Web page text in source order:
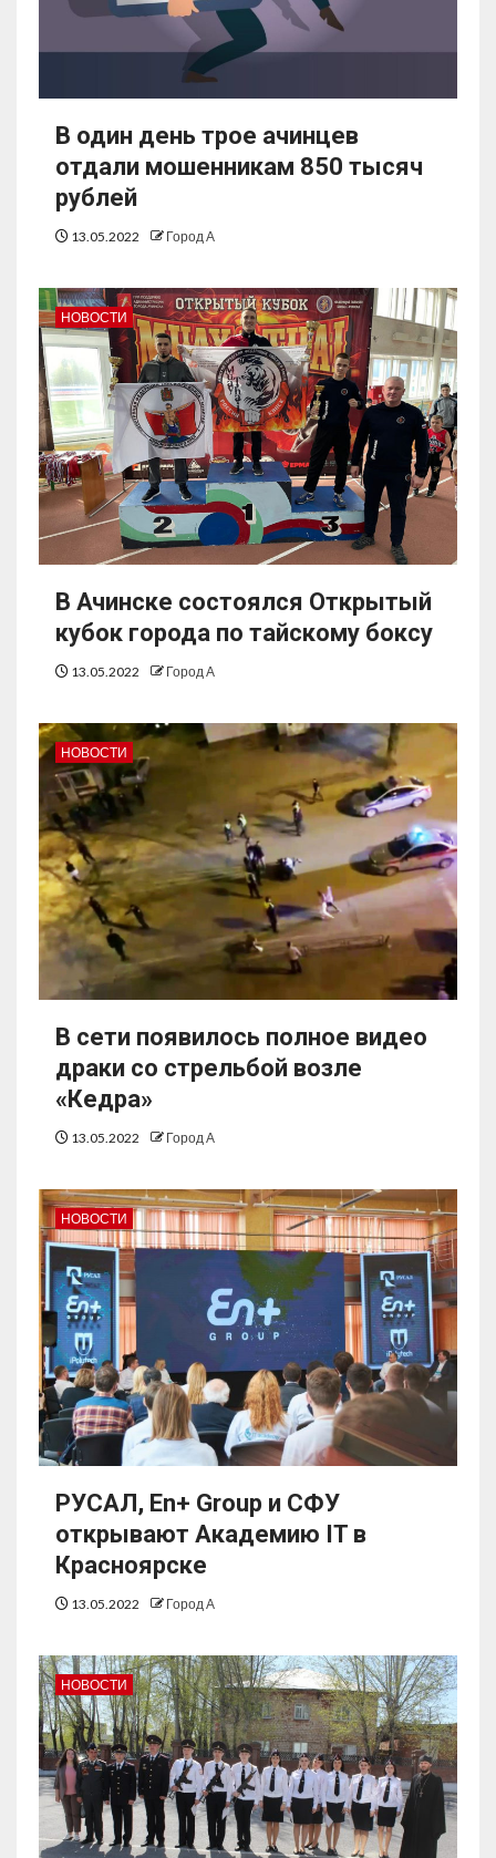
В один день трое ачинцев
отдали мошенникам 850 тысяч
рублей
13.05.2022 Город А
НОВОСТИ
В Ачинске состоялся Открытый
кубок города по тайскому боксу
13.05.2022 Город А
НОВОСТИ
В сети появилось полное видео
драки со стрельбой возле
«Кедра»
13.05.2022 Город А
НОВОСТИ
РУСАЛ, En+ Group и СФУ
открывают Академию IT в
Красноярске
13.05.2022 Город А
НОВОСТИ